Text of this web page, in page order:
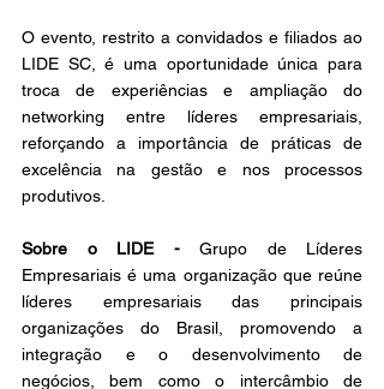
O evento, restrito a convidados e filiados ao
LIDE SC, é uma oportunidade única para
troca de experiências e ampliação do
networking entre líderes empresariais,
reforçando a importância de práticas de
excelência na gestão e nos processos
produtivos.
Sobre o LIDE - Grupo de Líderes
Empresariais é uma organização que reúne
líderes empresariais das principais
organizações do Brasil, promovendo a
integração e o desenvolvimento de
negócios, bem como o intercâmbio de